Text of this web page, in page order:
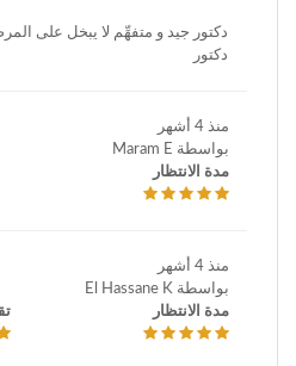
دكتور جيد و متفهِّم لا يبخل على
دكتور
منذ 4 أشهر
بواسطة Maram E
مدة الانتظار
منذ 4 أشهر
بواسطة El Hassane K
مدة الانتظار